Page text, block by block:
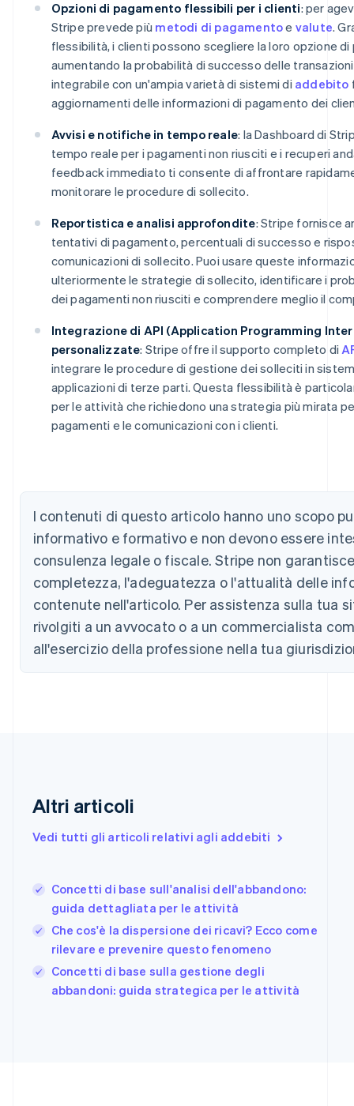
Opzioni di pagamento flessibili per i clienti: per
Stripe prevede più metodi di pagamentoe valute.
flessibilità, i clienti possono scegliere la loro opzione
aumentando la probabilità di successo delle
integrabile con un'ampia varietà di sistemi di addebito
aggiornamenti delle informazioni di pagamento dei
Avvisi e notifiche in tempo reale: la Dashboard di
tempo reale per i pagamenti non riusciti e i recuperi
feedback immediato ti consente di affrontare
monitorare le procedure di sollecito.
Reportistica e analisi approfondite: Stripe fornisce
tentativi di pagamento, percentuali di successo e
comunicazioni di sollecito. Puoi usare queste
ulteriormente le strategie di sollecito, identificare i
dei pagamenti non riusciti e comprendere meglio il
Integrazione di API (Application Programming
personalizzate: Stripe offre il supporto completo di
integrare le procedure di gestione dei solleciti in
applicazioni di terze parti. Questa flessibilità è
per le attività che richiedono una strategia più mirata
pagamenti e le comunicazioni con i clienti.
I contenuti di questo articolo hanno uno scopo
informativo e formativo e non devono essere
consulenza legale o fiscale. Stripe non
completezza, l'adeguatezza o l'attualità delle
contenute nell'articolo. Per assistenza sulla tua
rivolgiti a un avvocato o a un commercialista
all'esercizio della professione nella tua
Altri articoli
Vedi tutti gli articoli relativi agli addebiti
Concetti di base sull'analisi dell'abbandono:
guida dettagliata per le attività
Che cos'è la dispersione dei ricavi? Ecco come
rilevare e prevenire questo fenomeno
Concetti di base sulla gestione degli
abbandoni: guida strategica per le attività
Australia
English
Austria
Português English
Bulgaria
English
Canada
EnglishFrançais
Cina continentale
简体中文English
Cipro
English
Croazia
EnglishItaliano
EnglishSvenska
FrançaisEnglish
Giappone
日本語 English
Gibilterra
English
Grecia
English
India
English